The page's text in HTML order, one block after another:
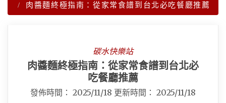
肉醬麵終極指南：從家常食譜到台北必吃餐廳推薦
碳水快樂站
肉醬麵終極指南：從家常食譜到台北必
吃餐廳推薦
發佈時間： 2025/11/18 更新時間： 2025/11/18